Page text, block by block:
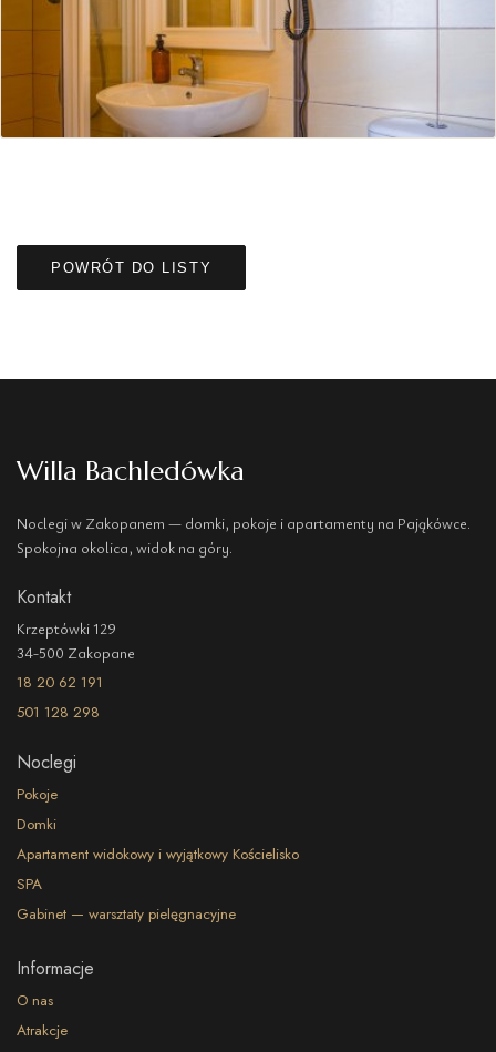
POWRÓT DO LISTY
Willa Bachledówka
Noclegi w Zakopanem — domki, pokoje i apartamenty na Pająkówce.
Spokojna okolica, widok na góry.
Kontakt
Krzeptówki 129
34-500 Zakopane
18 20 62 191
501 128 298
Noclegi
Pokoje
Domki
Apartament widokowy i wyjątkowy Kościelisko
SPA
Gabinet — warsztaty pielęgnacyjne
Informacje
O nas
Atrakcje